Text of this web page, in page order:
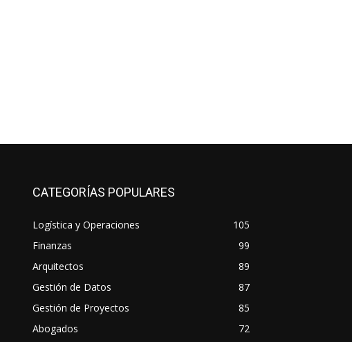
CATEGORÍAS POPULARES
Logística y Operaciones
105
Finanzas
99
Arquitectos
89
Gestión de Datos
87
Gestión de Proyectos
85
Abogados
72